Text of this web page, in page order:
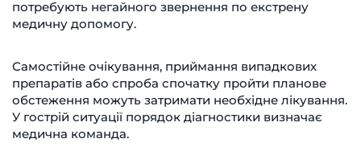
потребують негайного звернення по екстрену
медичну допомогу.
Самостійне очікування, приймання випадкових
препаратів або спроба спочатку пройти планове
обстеження можуть затримати необхідне лікування.
У гострій ситуації порядок діагностики визначає
медична команда.